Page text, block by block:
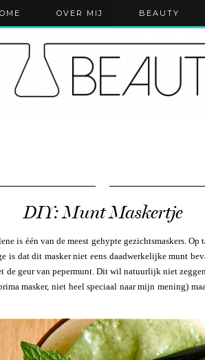
OVER MIJ BEAUTY
DIY: Munt Maskertje
is één van de meest gehypte gezichtsmaskers.
is dat dit masker niet eens daadwerkelijke munt
de geur van pepermunt. Dit wil natuurlijk niet
masker, niet heel speciaal naar mijn mening)